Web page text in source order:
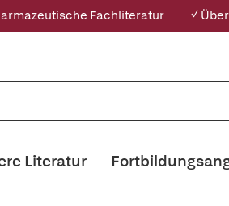
Fachliteratur ✓
Literatur